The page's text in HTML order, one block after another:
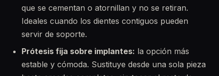
que se cementan o atornillan y no se retiran.
Ideales cuando los dientes contiguos pueden
servir de soporte.
Prótesis fija sobre implantes: la opción más
estable y cómoda. Sustituye desde una sola pieza